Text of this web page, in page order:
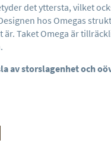
det yttersta, vilket
hos Omegas
Taket Omega är
av storslagenhet och